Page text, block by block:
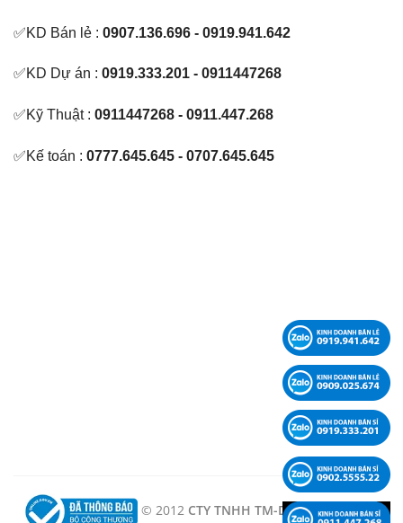
✅KD Bán lẻ : 0907.136.696 - 0919.941.642
✅KD Dự án : 0919.333.201 - 0911447268
✅Kỹ Thuật : 0911447268 - 0911.447.268
✅Kế toán : 0777.645.645 - 0707.645.645
© 2012 CTY TNHH TM-DV-KT LÊ PHẠM -